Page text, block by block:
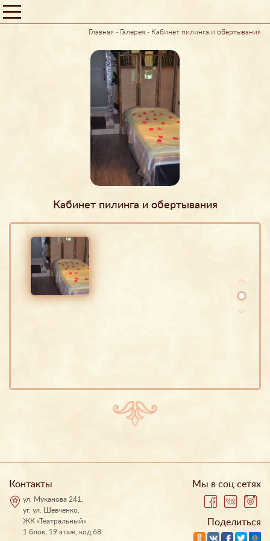
Главная - Галерея - Кабинет пилинга и обертывания
Кабинет пилинга и обертывания
Контакты
ул. Муканова 241,
уг. ул. Шевченко,
ЖК «Театральный»
1 блок, 19 этаж, код 68
Мы в соц сетях
Поделиться